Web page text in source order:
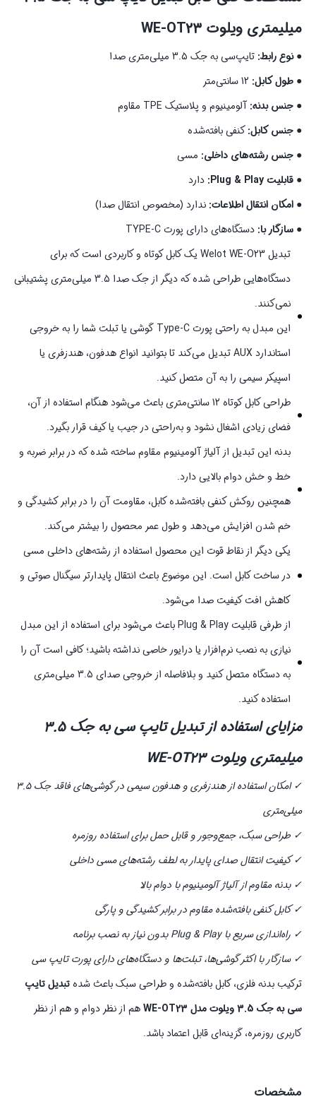
میلیمتری ویلوت WE-OT23
● نوع رابط: تایپ‌سی به جک 3.5 میلی‌متری صدا
● طول کابل:
● جنس بدنه: آلومینیوم و پلاستیک TPE مقاوم
● جنس کابل:کنفی بافته‌شده
● جنس رشته‌های داخلی: مسی
● قابلیت Plug & Play:
دارد
● امکان انتقال اطلاعات: ندارد (مخصوص انتقال صدا)
● سازگار با: دستگاه‌های دارای پورت TYPE‑C
تبدیل Welot WE‑O23 یک کابل کوتاه و کاربردی است که برای
دستگاه‌هایی طراحی شده که دیگر از جک صدا 3.5 میلی‌متری پشتیبانی
نمی‌کنند.
این مبدل به راحتی پورت Type‑C گوشی یا تبلت شما را به خروجی
استاندارد AUX تبدیل می‌کند تا بتوانید انواع هدفون، هندزفری یا
اسپیکر سیمی را به آن متصل کنید.
طراحی کابل کوتاه 12 سانتی‌متری باعث می‌شود هنگام استفاده از آن،
فضای زیادی اشغال نشود و به‌راحتی در جیب یا کیف قرار بگیرد.
بدنه این تبدیل از آلیاژ آلومینیوم مقاوم ساخته شده که در برابر ضربه و
خط‌ و خش دوام بالایی دارد.
همچنین روکش کنفی بافته‌شده کابل، مقاومت آن را در برابر کشیدگی و
خم شدن افزایش می‌دهد و طول عمر محصول را بیشتر می‌کند.
یکی دیگر از نقاط قوت این محصول استفاده از رشته‌های داخلی مسی
در ساخت کابل است. این موضوع باعث انتقال پایدارتر سیگنال صوتی و
کاهش افت کیفیت صدا می‌شود.
از طرفی قابلیت Plug & Play باعث می‌شود برای استفاده از این مبدل
نیازی به نصب نرم‌افزار یا درایور خاصی نداشته باشید؛ کافی است آن را
به دستگاه متصل کنید و بلافاصله از خروجی صدای 3.5 میلی‌متری
استفاده کنید.
مزایای استفاده از تبدیل تایپ سی به جک 3.5
میلیمتری ویلوت WE-OT23
✓ امکان استفاده از هندزفری و هدفون سیمی در گوشی‌های فاقد جک 3.5
میلی‌متری
✓ طراحی سبک، جمع‌وجور و قابل حمل برای استفاده روزمره
✓ کیفیت انتقال صدای پایدار به لطف رشته‌های مسی داخلی
✓ بدنه مقاوم از آلیاژ آلومینیوم با دوام بالا
✓ کابل کنفی بافته‌شده مقاوم در برابر کشیدگی و پارگی
✓ راه‌اندازی سریع با Plug & Play بدون نیاز به نصب برنامه
✓ سازگار با اکثر گوشی‌ها، تبلت‌ها و دستگاه‌های دارای پورت تایپ سی
ترکیب بدنه فلزی، کابل بافته‌شده و طراحی سبک باعث شدهتبدیل تایپ
سی به جک 3.5 ویلوت مدل WE-OT23
هم از نظر دوام و هم از نظر
کاربری روزمره، گزینه‌ای قابل اعتماد باشد.
مشخصات